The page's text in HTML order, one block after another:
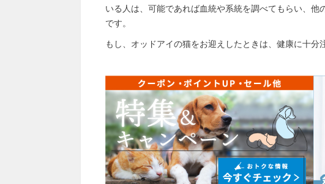
いる人は、可能であれば血統や系統を調べてもらい、
です。
もし、オッドアイの猫をお迎えしたときは、健康に十分